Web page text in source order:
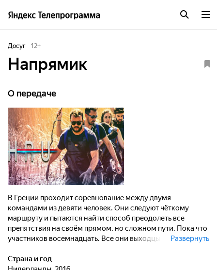
Досуг 12+
Напрямик
О передаче
В Греции проходит соревнование между двумя
командами из девяти человек. Они следуют чёткому
маршруту и пытаются найти способ преодолеть все
препятствия на своём прямом, но сложном пути. Пока что
участников восемнадцать. Все они выходцы из разных
Развернуть
Страна и год